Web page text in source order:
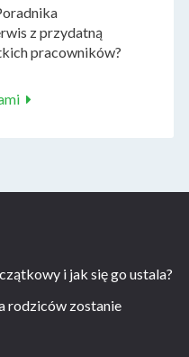
z przydatną
pracowników?
i jak się go ustala?
rodziców zostanie